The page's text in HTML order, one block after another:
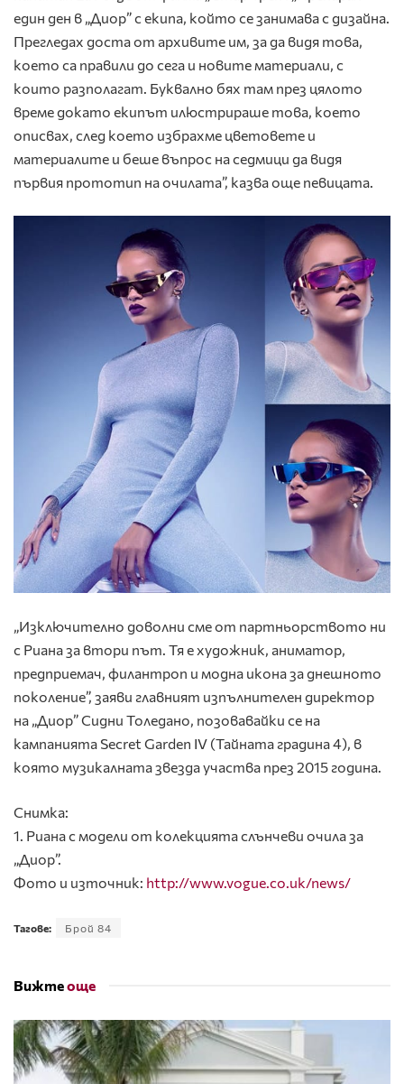
един ден в „Диор” с екипа, който се занимава с дизайна.
Прегледах доста от архивите им, за да видя това,
което са правили до сега и новите материали, с
които разполагат. Буквално бях там през цялото
време докато екипът илюстрираше това, което
описвах, след което избрахме цветовете и
материалите и беше въпрос на седмици да видя
първия прототип на очилата”, казва още певицата.
„Изключително доволни сме от партньорството ни
с Риана за втори път. Тя е художник, аниматор,
предприемач, филантроп и модна икона за днешното
поколение”, заяви главният изпълнителен директор
на „Диор” Сидни Толедано, позовавайки се на
кампанията Secret Garden IV (Тайната градина 4), в
която музикалната звезда участва през 2015 година.
Снимка:
1. Риана с модели от колекцията слънчеви очила за
„Диор”.
Фото и източник: http://www.vogue.co.uk/news/
Тагове: Брой 84
Вижтеоще